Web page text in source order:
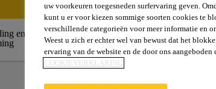
en
Gevels, Wanden &
Balkons
Vloeren
uw voorkeuren toegesneden surfervaring geven.
kunt u er voor kiezen sommige soorten cookies te
verschillende categorieën voor meer informatie en
Weest u zich er echter wel van bewust dat het
ervaring van de website en de door ons
COOKIEVERKLARING